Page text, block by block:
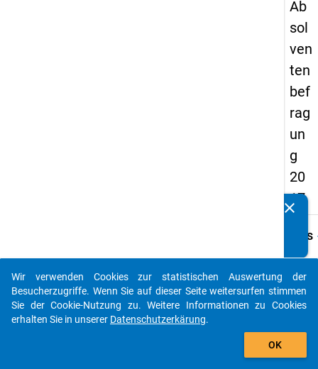
Ab
sol
ven
ten
bef
rag
un
g
20
17
Details
B6
clear
auto_stories
add_shopping_cart
Wir verwenden Cookies zur statistischen Auswertung der
Besucherzugriffe. Wenn Sie auf dieser Seite weitersurfen stimmen
Sie der Cookie-Nutzung zu. Weitere Informationen zu Cookies
erhalten Sie in unserer Datenschutzerkärung.
OK